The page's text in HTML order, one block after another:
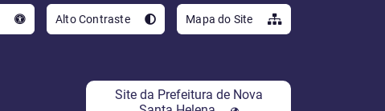
Alto Contraste Mapa do Site
Site da Prefeitura de Nova